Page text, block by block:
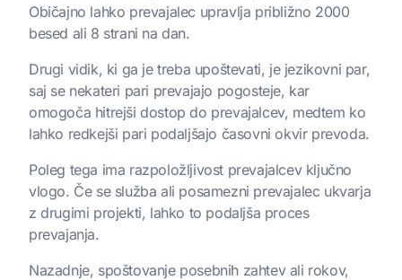
Običajno lahko prevajalec upravlja približno 2000
besed ali 8 strani na dan.
Drugi vidik, ki ga je treba upoštevati, je jezikovni par,
saj se nekateri pari prevajajo pogosteje, kar
omogoča hitrejši dostop do prevajalcev, medtem ko
lahko redkejši pari podaljšajo časovni okvir prevoda.
Poleg tega ima razpoložljivost prevajalcev ključno
vlogo. Če se služba ali posamezni prevajalec ukvarja
z drugimi projekti, lahko to podaljša proces
prevajanja.
Nazadnje, spoštovanje posebnih zahtev ali rokov,